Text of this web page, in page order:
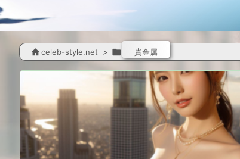
celeb-style.net >  貴金属